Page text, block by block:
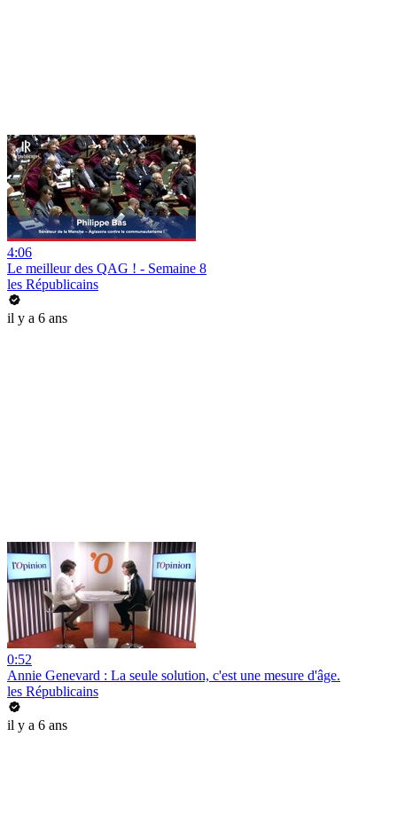
4:06
Le meilleur des QAG ! - Semaine 8
les Républicains
il y a 6 ans
0:52
Annie Genevard : La seule solution, c'est une mesure d'âge.
les Républicains
il y a 6 ans